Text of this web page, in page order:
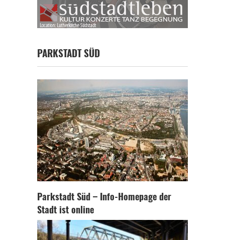
PARKSTADT SÜD
Parkstadt Süd – Info-Homepage der
Stadt ist online